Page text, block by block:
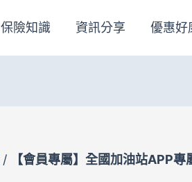
保險知識 資訊分享 優惠好
/
【會員專屬】全國加油站APP